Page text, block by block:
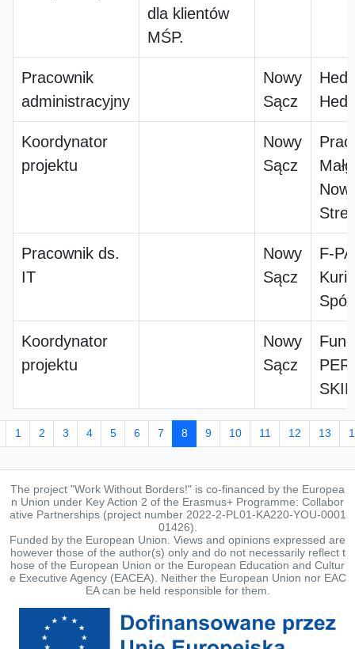
dla klientów
MŚP.
Pracownik
administracyjny
Nowy
Sącz
Koordynator
projektu
Nowy
Sącz
Pracownik ds.
IT
Nowy
Sącz
F-
Koordynator
projektu
Nowy
Sącz
1 2 3 4 5 6 7 8 9 10 11 12 13
The project "Work Without Borders!" is co-financed by the Europea
n Union under Key Action 2 of the Erasmus+ Programme: Collabor
ative Partnerships (project number 2022-2-PL01-KA220-YOU-0001
01426).
Funded by the European Union. Views and opinions expressed are
however those of the author(s) only and do not necessarily reflect t
hose of the European Union or the European Education and Cultur
e Executive Agency (EACEA). Neither the European Union nor EAC